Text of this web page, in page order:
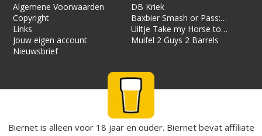
Algemene Voorwaarden
Copyright
Links
Jouw eigen account
Nieuwsbrief
DB Kriek
Baxbier Smash or Pass:
Strata
Uiltje Take my Horse to
the Hotel Room
Muifel 2 Guys 2 Barrels
Biernet is alleen voor 18 jaar en ouder. Biernet bevat affiliate